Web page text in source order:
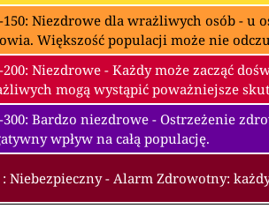
150: Niezdrowe dla wrażliwych osób - u
Większość populacji może nie
200: Niezdrowe - Każdy może zacząć
mogą wystąpić poważniejsze
300: Bardzo niezdrowe - Ostrzeżenie
wpływ na całą populację.
: Niebezpieczny - Alarm Zdrowotny: